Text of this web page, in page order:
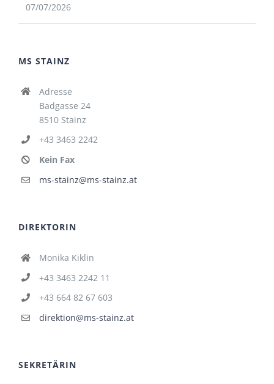
07/07/2026
MS STAINZ
Adresse
Badgasse 24
8510 Stainz
+43 3463 2242
Kein Fax
ms-stainz@ms-stainz.at
DIREKTORIN
Monika Kiklin
+43 3463 2242 11
+43 664 82 67 603
direktion@ms-stainz.at
SEKRETÄRIN